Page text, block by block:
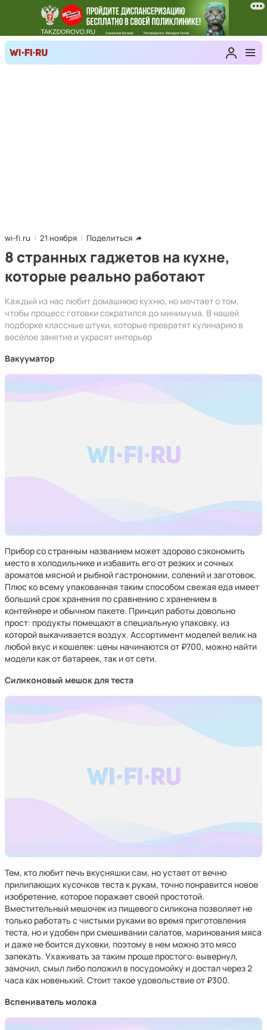
wi-fi.ru 21 ноября Поделиться
8 странных гаджетов на кухне,
которые реально работают
Каждый из нас любит домашнюю кухню, но мечтает о том,
чтобы процесс готовки сократился до минимума. В нашей
подборке классные штуки, которые превратят кулинарию в
весёлое занятие и украсят интерьер
Вакууматор
Прибор со странным названием может здорово сэкономить
место в холодильнике и избавить его от резких и сочных
ароматов мясной и рыбной гастрономии, солений и заготовок.
Плюс ко всему упакованная таким способом свежая еда имеет
больший срок хранения по сравнению с хранением в
контейнере и обычном пакете. Принцип работы довольно
прост: продукты помещают в специальную упаковку, из
которой выкачивается воздух. Ассортимент моделей велик на
любой вкус и кошелек: цены начинаются от ₽700, можно найти
модели как от батареек, так и от сети.
Силиконовый мешок для теста
Тем, кто любит печь вкусняшки сам, но устает от вечно
прилипающих кусочков теста к рукам, точно понравится новое
изобретение, которое поражает своей простотой.
Вместительный мешочек из пищевого силикона позволяет не
только работать с чистыми руками во время приготовления
теста, но и удобен при смешивании салатов, маринования мяса
и даже не боится духовки, поэтому в нем можно это мясо
запекать. Ухаживать за таким проще простого: вывернул,
замочил, смыл либо положил в посудомойку и достал через 2
часа как новенький. Стоит такое удовольствие от ₽300.
Вспениватель молока